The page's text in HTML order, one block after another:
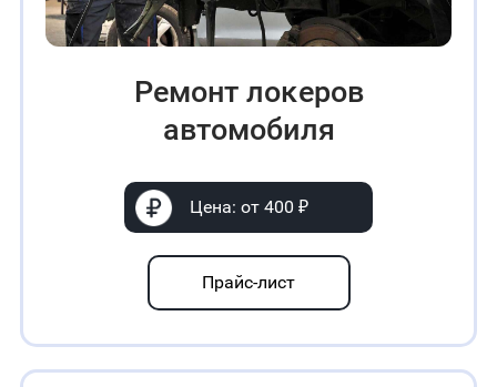
Ремонт лoĸepoв
автомобиля
Цена: от 400 ₽
Прайс-лист